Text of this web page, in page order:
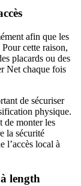
afin que les
cette raison,
placards ou des
Net chaque fois
de sécuriser
physique.
de monter les
la sécurité
l’accès local à
length